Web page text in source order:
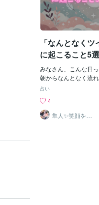
「なんとなく
に起こること5選
みなさん、こんな日
朝からなんとなく流
なトラブルはないけ
かも」って感じ。そ
てない日"には、実は
ちょっとしたサイン
占い
4
隼人✨笑顔を運
ぶ占い師